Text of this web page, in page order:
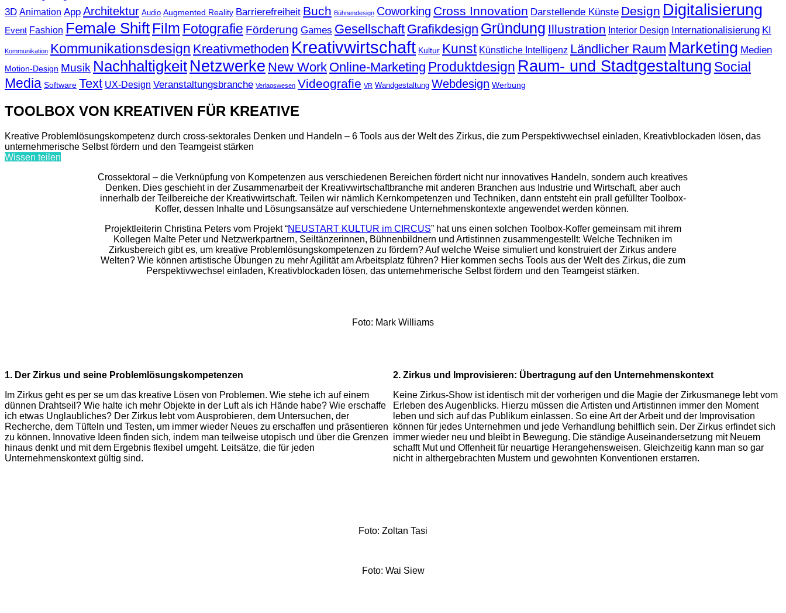
3D Animation App Architektur Audio Augmented Reality Barrierefreiheit Buch Bühnendesign Coworking Cross Innovation Darstellende Künste Design Digitalisierung
Event Fashion Female Shift Film Fotografie Förderung Games Gesellschaft Grafikdesign Gründung Illustration Interior Design Internationalisierung KI
Kommunikation Kommunikationsdesign Kreativmethoden Kreativwirtschaft Kultur Kunst Künstliche Intelligenz Ländlicher Raum Marketing Medien
Motion-Design Musik Nachhaltigkeit Netzwerke New Work Online-Marketing Produktdesign Raum- und Stadtgestaltung Social
Media Software Text UX-Design Veranstaltungsbranche Verlagswesen Videografie VR Wandgestaltung Webdesign Werbung
TOOLBOX VON KREATIVEN FÜR KREATIVE
Kreative Problemlösungskompetenz durch cross-sektorales Denken und Handeln – 6 Tools aus der Welt des Zirkus, die zum Perspektivwechsel einladen, Kreativblockaden lösen, das
unternehmerische Selbst fördern und den Teamgeist stärken
Wissen teilen
Crossektoral – die Verknüpfung von Kompetenzen aus verschiedenen Bereichen fördert nicht nur innovatives Handeln, sondern auch kreatives
Denken. Dies geschieht in der Zusammenarbeit der Kreativwirtschaftbranche mit anderen Branchen aus Industrie und Wirtschaft, aber auch
innerhalb der Teilbereiche der Kreativwirtschaft. Teilen wir nämlich Kernkompetenzen und Techniken, dann entsteht ein prall gefüllter Toolbox-
Koffer, dessen Inhalte und Lösungsansätze auf verschiedene Unternehmenskontexte angewendet werden können.
Projektleiterin Christina Peters vom Projekt “NEUSTART KULTUR im CIRCUS” hat uns einen solchen Toolbox-Koffer gemeinsam mit ihrem
Kollegen Malte Peter und Netzwerkpartnern, Seiltänzerinnen, Bühnenbildnern und Artistinnen zusammengestellt: Welche Techniken im
Zirkusbereich gibt es, um kreative Problemlösungskompetenzen zu fördern? Auf welche Weise simuliert und konstruiert der Zirkus andere
Welten? Wie können artistische Übungen zu mehr Agilität am Arbeitsplatz führen? Hier kommen sechs Tools aus der Welt des Zirkus, die zum
Perspektivwechsel einladen, Kreativblockaden lösen, das unternehmerische Selbst fördern und den Teamgeist stärken.
Foto: Mark Williams
1. Der Zirkus und seine Problemlösungskompetenzen
Im Zirkus geht es per se um das kreative Lösen von Problemen. Wie stehe ich auf einem
dünnen Drahtseil? Wie halte ich mehr Objekte in der Luft als ich Hände habe? Wie erschaffe
ich etwas Unglaubliches? Der Zirkus lebt vom Ausprobieren, dem Untersuchen, der
Recherche, dem Tüfteln und Testen, um immer wieder Neues zu erschaffen und präsentieren
zu können. Innovative Ideen finden sich, indem man teilweise utopisch und über die Grenzen
hinaus denkt und mit dem Ergebnis flexibel umgeht. Leitsätze, die für jeden
Unternehmenskontext gültig sind.
2. Zirkus und Improvisieren: Übertragung auf den Unternehmenskontext
Keine Zirkus-Show ist identisch mit der vorherigen und die Magie der Zirkusmanege lebt vom
Erleben des Augenblicks. Hierzu müssen die Artisten und Artistinnen immer den Moment
leben und sich auf das Publikum einlassen. So eine Art der Arbeit und der Improvisation
können für jedes Unternehmen und jede Verhandlung behilflich sein. Der Zirkus erfindet sich
immer wieder neu und bleibt in Bewegung. Die ständige Auseinandersetzung mit Neuem
schafft Mut und Offenheit für neuartige Herangehensweisen. Gleichzeitig kann man so gar
nicht in althergebrachten Mustern und gewohnten Konventionen erstarren.
Foto: Zoltan Tasi
Foto: Wai Siew